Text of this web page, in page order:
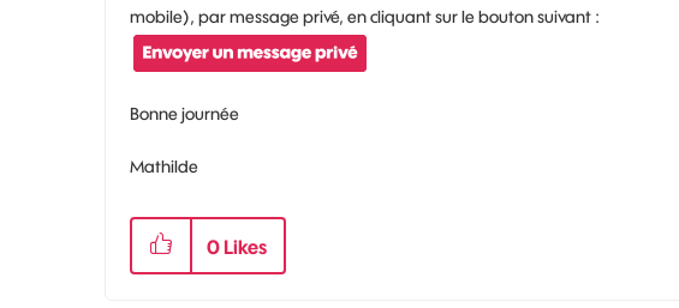
mobile), par message privé, en cliquant sur le bouton suivant :
Bonne journée
Mathilde
0 Likes